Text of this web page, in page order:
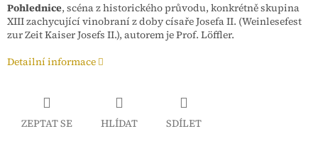
Pohlednice, scéna z historického průvodu, konkrétně skupina
XIII zachycující vinobraní z doby císaře Josefa II. (Weinlesefest
zur Zeit Kaiser Josefs II.), autorem je Prof. Löffler.
Detailní informace
ZEPTAT SE HLÍDAT SDÍLET